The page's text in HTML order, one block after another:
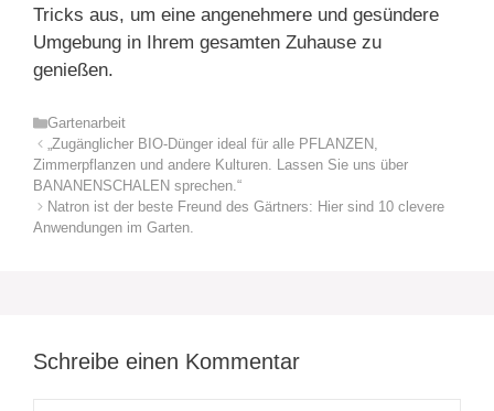
Tricks aus, um eine angenehmere und gesündere
Umgebung in Ihrem gesamten Zuhause zu
genießen.
Kategorien
Gartenarbeit
„Zugänglicher BIO-Dünger ideal für alle PFLANZEN,
Zimmerpflanzen und andere Kulturen. Lassen Sie uns über
BANANENSCHALEN sprechen.“
Natron ist der beste Freund des Gärtners: Hier sind 10 clevere
Anwendungen im Garten.
Schreibe einen Kommentar